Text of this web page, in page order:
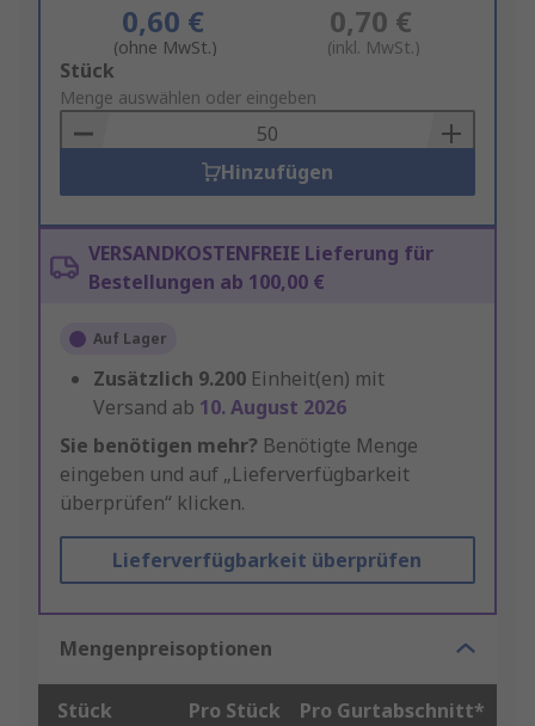
0,60 €
(ohne MwSt.)
0,70 €
(inkl. MwSt.)
Add
to
Basket
Stück
Menge auswählen oder eingeben
Hinzufügen
VERSANDKOSTENFREIE Lieferung für
Bestellungen ab 100,00 €
Auf Lager
Zusätzlich 9.200 Einheit(en) mit
Versand ab 10. August 2026
Sie benötigen mehr? Benötigte Menge
eingeben und auf „Lieferverfügbarkeit
überprüfen“ klicken.
Lieferverfügbarkeit überprüfen
Mengenpreisoptionen
Stück Pro Stück Pro Gurtabschnitt*